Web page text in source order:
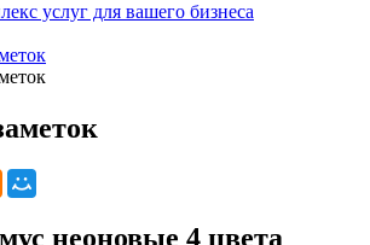
услуг для вашего бизнеса
неоновые 4 цвета